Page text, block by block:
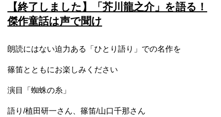
【終了しました】「芥川龍之介」を語る！
傑作童話は声で聞け
朗読にはない迫力ある「ひとり語り」での名作を
篠笛とともにお楽しみください
演目「蜘蛛の糸」
語り/植田研一さん、篠笛/山口千那さん